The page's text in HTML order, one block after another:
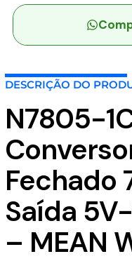
8V-
Saída
/
0.5A
-
MEAN
WELL
quantidade
DESCRIÇÃO DO
N7805-
Fechado
Saída
– MEAN